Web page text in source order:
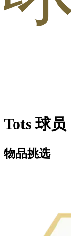
Tots 球员
物品挑选